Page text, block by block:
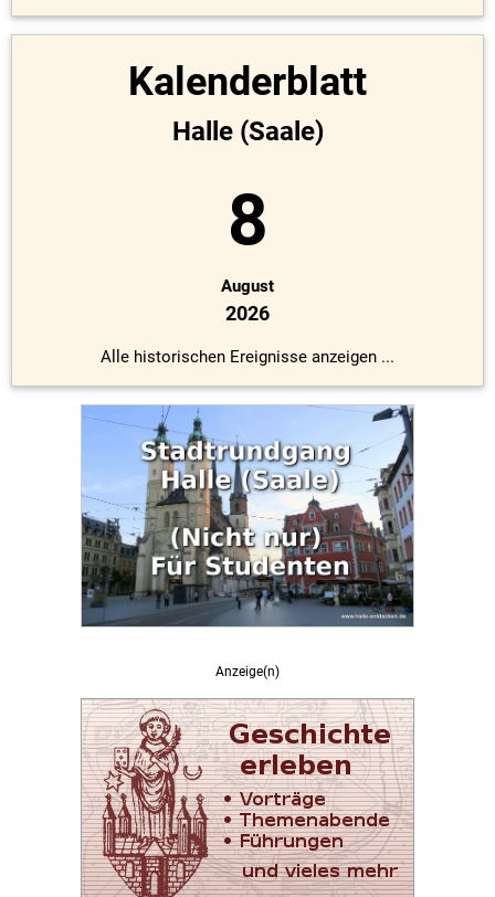
Kalenderblatt
Halle (Saale)
8
August
2026
Alle historischen Ereignisse anzeigen ...
Anzeige(n)